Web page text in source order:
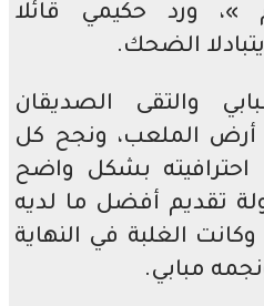
ورد حكيمي قائلا
الضحك.
والتقى الصديقان
أرض الملعب، ونجح كل
بشكل واضح
بمحاولة تقديم أفضل ما لديه
الغلبة في النهاية
مبابي.